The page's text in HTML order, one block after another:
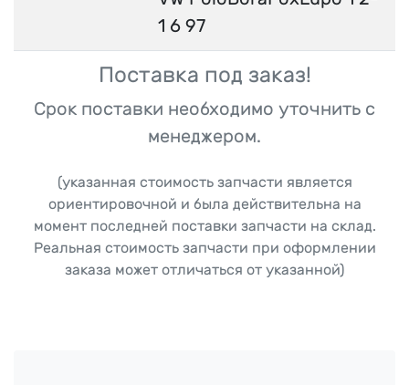
1 6 97
Поставка под заказ!
Срок поставки необходимо уточнить с
менеджером.
(указанная стоимость запчасти является
ориентировочной и была действительна на
момент последней поставки запчасти на склад.
Реальная стоимость запчасти при оформлении
заказа может отличаться от указанной)